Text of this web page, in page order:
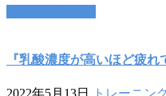
『乳酸濃度が高いほど疲れ